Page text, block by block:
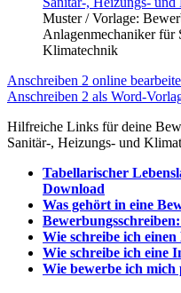
Muster / Vorlage:
Anlagenmechaniker für
Klimatechnik
Anschreiben 2 online
Anschreiben 2 als Word-
Hilfreiche Links für deine
Sanitär-, Heizungs- und
Tabellarischer
Download
Was gehört in eine
Wie schreibe ich einen
Wie schreibe ich eine
Wie bewerbe ich mich